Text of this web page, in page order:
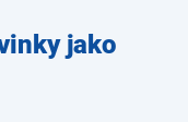
jako